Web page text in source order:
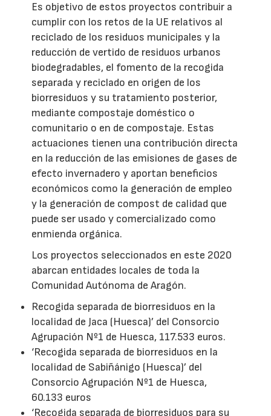
Es objetivo de estos proyectos contribuir a
cumplir con los retos de la UE relativos al
reciclado de los residuos municipales y la
reducción de vertido de residuos urbanos
biodegradables, el fomento de la recogida
separada y reciclado en origen de los
biorresiduos y su tratamiento posterior,
mediante compostaje doméstico o
comunitario o en de compostaje. Estas
actuaciones tienen una contribución directa
en la reducción de las emisiones de gases de
efecto invernadero y aportan beneficios
económicos como la generación de empleo
y la generación de compost de calidad que
puede ser usado y comercializado como
enmienda orgánica.
Los proyectos seleccionados en este 2020
abarcan entidades locales de toda la
Comunidad Autónoma de Aragón.
Recogida separada de biorresiduos en la
localidad de Jaca (Huesca)’ del Consorcio
Agrupación Nº1 de Huesca, 117.533 euros.
‘Recogida separada de biorresiduos en la
localidad de Sabiñánigo (Huesca)’ del
Consorcio Agrupación Nº1 de Huesca,
60.133 euros
‘Recogida separada de biorresiduos para su